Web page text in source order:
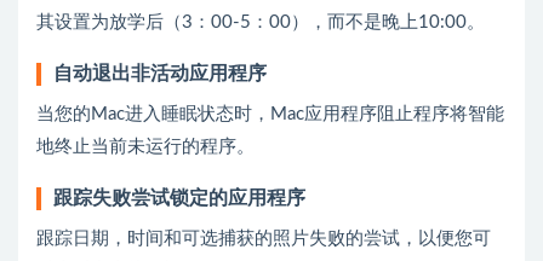
其设置为放学后（3：00-5：00），而不是晚上10:00。
自动退出非活动应用程序
当您的Mac进入睡眠状态时，Mac应用程序阻止程序将智能
地终止当前未运行的程序。
跟踪失败尝试锁定的应用程序
跟踪日期，时间和可选捕获的照片失败的尝试，以便您可